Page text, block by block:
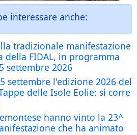
interessare anche:
tradizionale manifestazione
della FIDAL, in programma
settembre 2026
settembre l'edizione 2026 del
delle Isole Eolie: si corre
hanno vinto la 23^
che ha animato